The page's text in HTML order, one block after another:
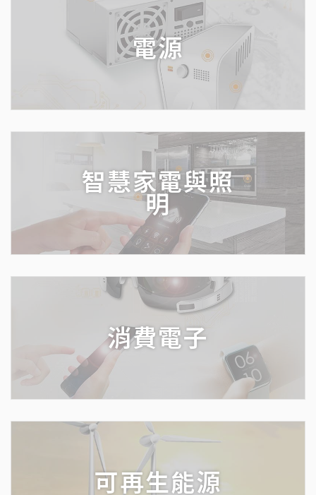
電源
智慧家電與照
明
消費電子
可再生能源